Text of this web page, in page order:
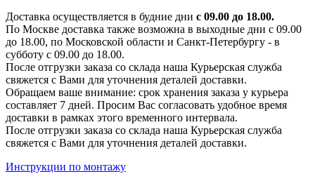
Доставка осуществляется в будние дни с 09.00 до 18.00.
По Москве доставка также возможна в выходные дни с 09.00
до 18.00, по Московской области и Санкт-Петербургу - в
субботу с 09.00 до 18.00.
После отгрузки заказа со склада наша Курьерская служба
свяжется с Вами для уточнения деталей доставки.
Обращаем ваше внимание: срок хранения заказа у курьера
составляет 7 дней. Просим Вас согласовать удобное время
доставки в рамках этого временного интервала.
После отгрузки заказа со склада наша Курьерская служба
свяжется с Вами для уточнения деталей доставки.
Инструкции по монтажу